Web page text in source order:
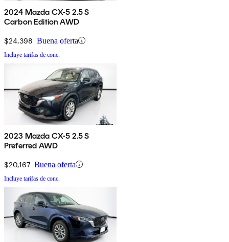
2024 Mazda CX-5 2.5 S
Carbon Edition AWD
$24,398 Buena oferta
Incluye tarifas de conc.
2023 Mazda CX-5 2.5 S
Preferred AWD
$20,167 Buena oferta
Incluye tarifas de conc.